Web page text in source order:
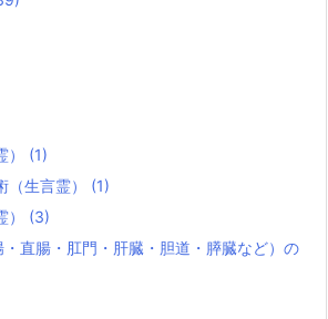
） (1)
（生言霊） (1)
） (3)
直腸・肛門・肝臓・胆道・膵臓など）の